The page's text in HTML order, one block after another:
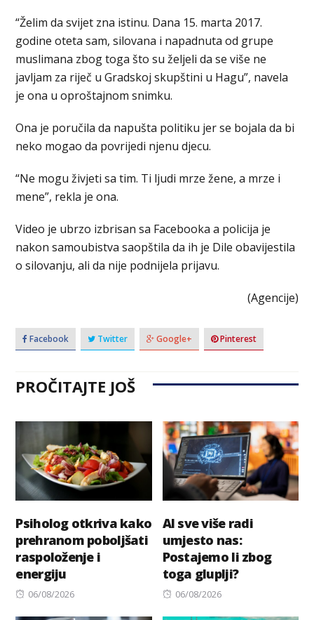
“Želim da svijet zna istinu. Dana 15. marta 2017.
godine oteta sam, silovana i napadnuta od grupe
muslimana zbog toga što su željeli da se više ne
javljam za riječ u Gradskoj skupštini u Hagu”, navela
je ona u oproštajnom snimku.
Ona je poručila da napušta politiku jer se bojala da bi
neko mogao da povrijedi njenu djecu.
“Ne mogu živjeti sa tim. Ti ljudi mrze žene, a mrze i
mene”, rekla je ona.
Video je ubrzo izbrisan sa Facebooka a policija je
nakon samoubistva saopštila da ih je Dile obavijestila
o silovanju, ali da nije podnijela prijavu.
(Agencije)
Facebook Twitter Google+ Pinterest
PROČITAJTE JOŠ
Psiholog otkriva kako
prehranom poboljšati
raspoloženje i
energiju
Posted
06/08/2026
AI sve više radi
umjesto nas:
Postajemo li zbog
toga gluplji?
Posted
06/08/2026